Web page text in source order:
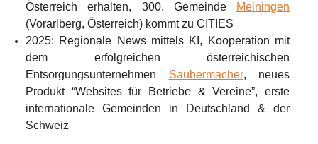
Österreich erhalten, 300. Gemeinde
Meiningen
(Vorarlberg, Österreich) kommt zu CITIES
2025: Regionale News mittels KI, Kooperation mit
dem erfolgreichen österreichischen
Entsorgungsunternehmen Saubermacher, neues
Produkt “Websites für Betriebe & Vereine”, erste
internationale Gemeinden in Deutschland & der
Schweiz